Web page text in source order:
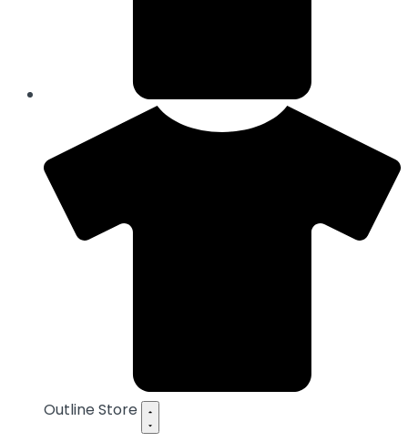
Outline Store